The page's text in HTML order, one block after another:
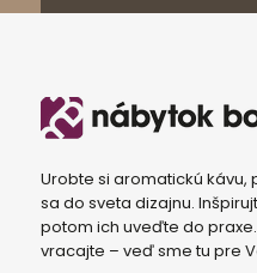
Urobte si aromatickú
sa do sveta dizajnu.
potom ich uveďte do
vracajte – veď sme tu pre